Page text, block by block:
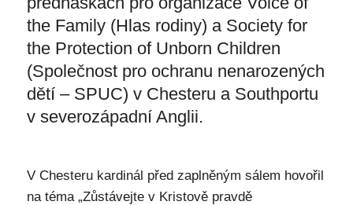
the Family (Hlas rodiny) a Society for
the Protection of Unborn Children
(Společnost pro ochranu nenarozených
dětí – SPUC) v Chesteru a Southportu
v severozápadní Anglii.
V Chesteru kardinál před zaplněným sálem hovořil
na téma „Zůstávejte v Kristově pravdě